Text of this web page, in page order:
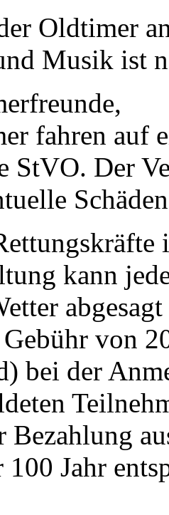
Oldtimer
Musik ist
fahren auf
StVO. Der
kann
von
bei der
Bezahlung
Jahr